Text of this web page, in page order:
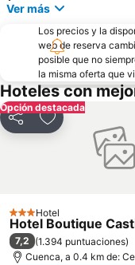
Ver más
Los precios y la
web de reserva
posible que no
la misma oferta que
Hoteles con
Opción destacada
CompartirAgregar a
3 Estrellas
Hotel
Hotel Boutique
7,2 (1.394 puntuaciones)
Cuenca, a 0.4 km de: